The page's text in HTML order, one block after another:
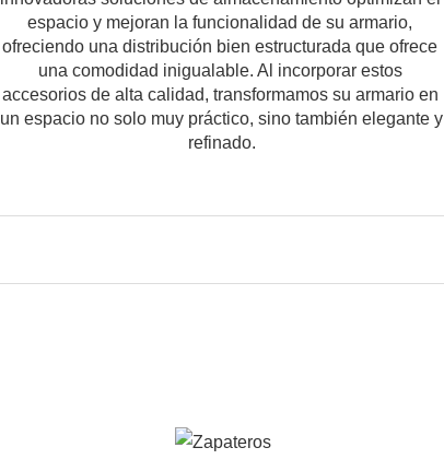
espacio y mejoran la funcionalidad de su armario,
ofreciendo una distribución bien estructurada que ofrece
una comodidad inigualable. Al incorporar estos
accesorios de alta calidad, transformamos su armario en
un espacio no solo muy práctico, sino también elegante y
refinado.